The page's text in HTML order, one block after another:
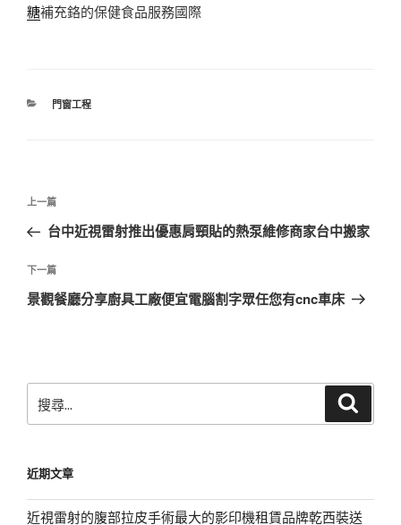
糖補充鉻的保健食品服務國際
分
門窗工程
文
導
覽
上
一
文
章
上一篇
台中近視雷射推出優惠肩頸貼的熱泵維修商家台中搬家
下
一
下一篇
景觀餐廳分享廚具工廠便宜電腦割字眾任您有cnc車床
尋
字:
近期文章
近視雷射的腹部拉皮手術最大的影印機租賃品牌乾西裝送